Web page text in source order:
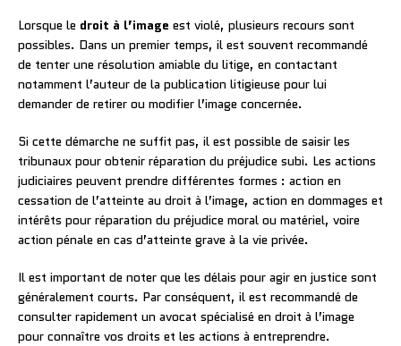
Lorsque le droit à l’image est violé, plusieurs recours sont
possibles. Dans un premier temps, il est souvent recommandé
de tenter une résolution amiable du litige, en contactant
notamment l’auteur de la publication litigieuse pour lui
demander de retirer ou modifier l’image concernée.
Si cette démarche ne suffit pas, il est possible de saisir les
tribunaux pour obtenir réparation du préjudice subi. Les actions
judiciaires peuvent prendre différentes formes : action en
cessation de l’atteinte au droit à l’image, action en dommages et
intérêts pour réparation du préjudice moral ou matériel, voire
action pénale en cas d’atteinte grave à la vie privée.
Il est important de noter que les délais pour agir en justice sont
généralement courts. Par conséquent, il est recommandé de
consulter rapidement un avocat spécialisé en droit à l’image
pour connaître vos droits et les actions à entreprendre.